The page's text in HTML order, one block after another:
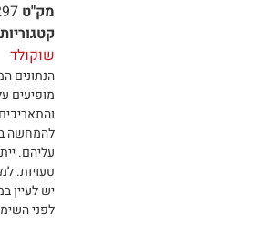
מק"ט
קטגוריות
שוקולד
הנתונים
מופיעים
להמחשה
עליהם.
טעויות.
יש לעיין
לפני